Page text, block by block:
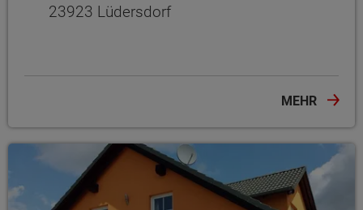
23923 Lüdersdorf
MEHR